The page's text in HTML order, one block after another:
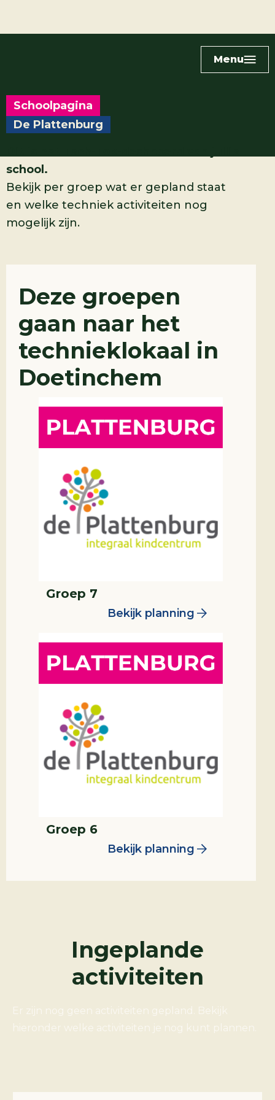
Menu
Schoolpagina
De Plattenburg
school.
Bekijk per groep wat er gepland staat
en welke techniek activiteiten nog
mogelijk zijn.
Deze groepen
gaan naar het
technieklokaal in
Doetinchem
Groep 7
Bekijk planning
Groep 6
Bekijk planning
Ingeplande
activiteiten
Er zijn nog geen activiteiten gepland. Bekijk
hieronder welke activiteiten je nog kunt plannen.